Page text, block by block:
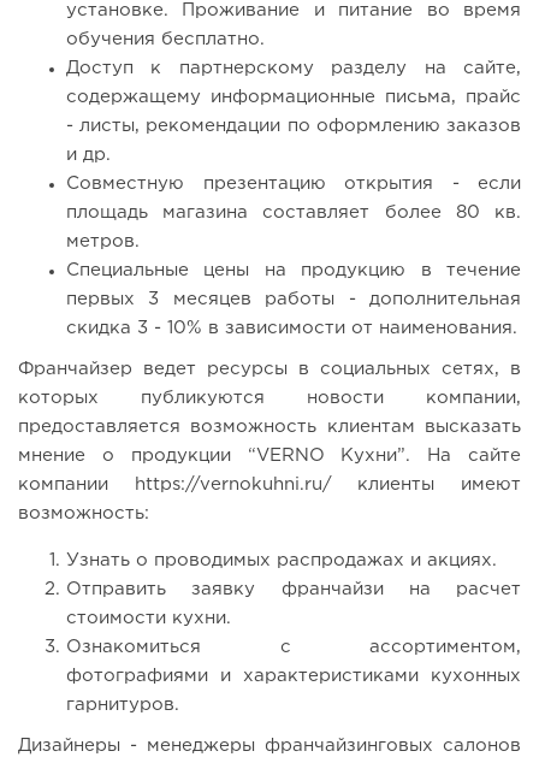
установке. Проживание и питание во время
обучения бесплатно.
Доступ к партнерскому разделу на сайте,
содержащему информационные письма, прайс
- листы, рекомендации по оформлению заказов
и др.
Совместную презентацию открытия - если
площадь магазина составляет более 80 кв.
метров.
Специальные цены на продукцию в течение
первых 3 месяцев работы - дополнительная
скидка 3 - 10% в зависимости от наименования.
Франчайзер ведет ресурсы в социальных сетях, в
которых публикуются новости компании,
предоставляется возможность клиентам высказать
мнение о продукции “VERNO Кухни”. На сайте
компании https://vernokuhni.ru/ клиенты имеют
возможность:
Узнать о проводимых распродажах и акциях.
Отправить заявку франчайзи на расчет
стоимости кухни.
Ознакомиться с ассортиментом,
фотографиями и характеристиками кухонных
гарнитуров.
Дизайнеры - менеджеры франчайзинговых салонов